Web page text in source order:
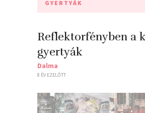
GYERTYÁK
Reflektorfényben a
gyertyák
Dalma
8 ÉV EZELŐTT